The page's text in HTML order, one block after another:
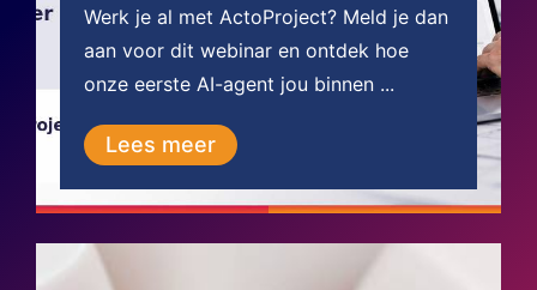
Werk je al met ActoProject? Meld je dan
aan voor dit webinar en ontdek hoe
onze eerste AI-agent jou binnen ...
Lees meer